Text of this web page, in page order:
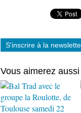
S'inscrire à la
Vous aimerez aussi